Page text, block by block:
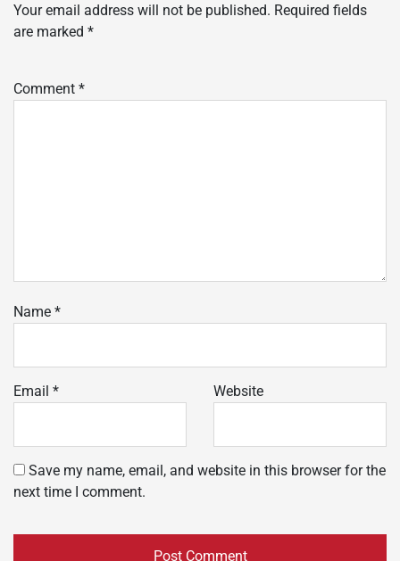
Your email address will not be published. Required fields
are marked *
Comment *
Name *
Email * Website
Save my name, email, and website in this browser for the
next time I comment.